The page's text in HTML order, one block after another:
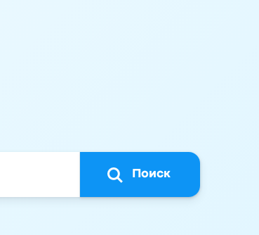
Поиск